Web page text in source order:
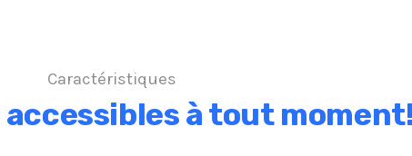
Caractéristiques
accessibles à tout